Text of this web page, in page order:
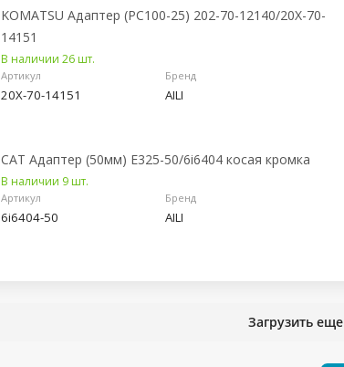
KOMATSU Адаптер (PC100-25) 202-70-12140/20X-70-
14151
В наличии 26 шт.
Артикул
20X-70-14151
Бренд
AILI
CAT Адаптер (50мм) E325-50/6i6404 косая кромка
В наличии 9 шт.
Артикул
6i6404-50
Бренд
AILI
Загрузить еще